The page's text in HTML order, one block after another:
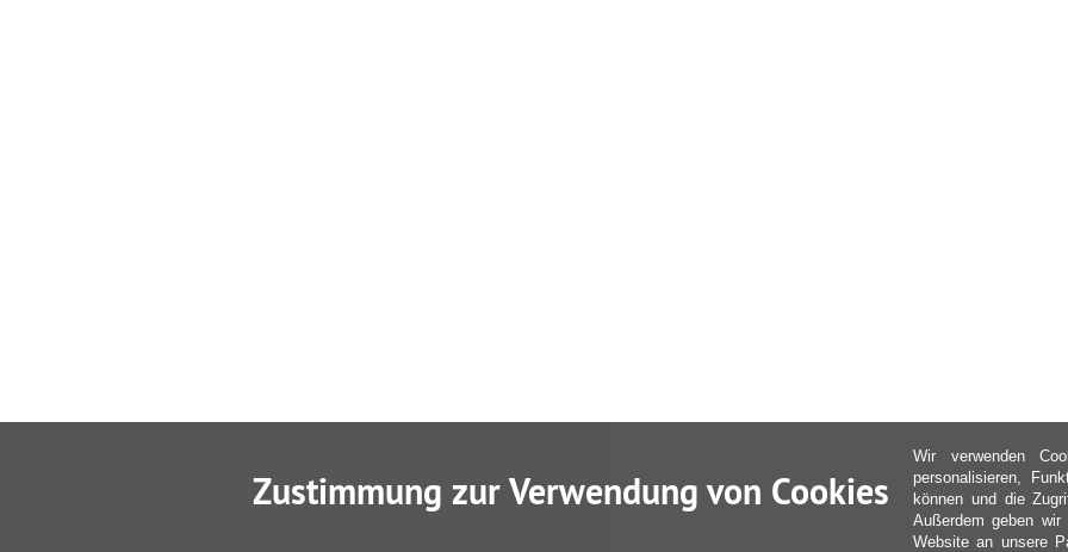
Zustimmung zur Verwendung von Cookies
Wir verwenden
personalisieren,
können und die
Außerdem geben
Website an unsere